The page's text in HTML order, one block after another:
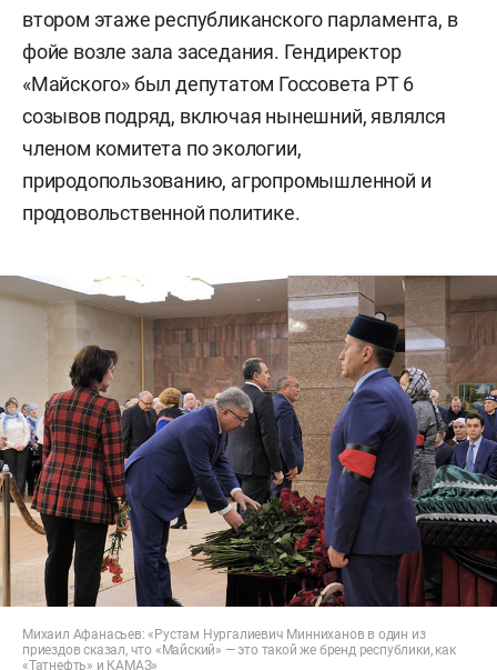
втором этаже республиканского парламента, в
фойе возле зала заседания. Гендиректор
«Майского» был депутатом Госсовета РТ 6
созывов подряд, включая нынешний, являлся
членом комитета по экологии,
природопользованию, агропромышленной и
продовольственной политике.
Михаил Афанасьев: «Рустам Нургалиевич Минниханов в один из
приездов сказал, что «Майский» — это такой же бренд республики, как
«Татнефть» и КАМАЗ»